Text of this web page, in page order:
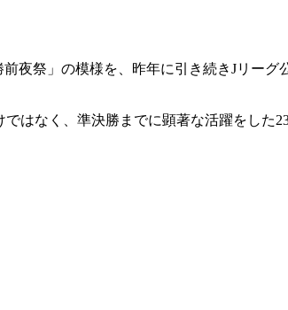
夜祭」の模様を、昨年に引き続きJリーグ
はなく、準決勝までに顕著な活躍をした